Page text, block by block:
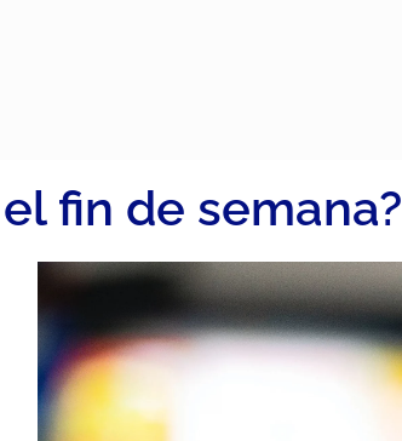
fin de semana?